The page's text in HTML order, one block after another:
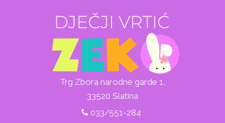
Trg Zbora narodne garde 1,
33520 Slatina
033/551-284